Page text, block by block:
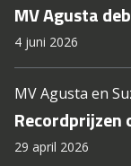
MV Agusta
4 juni 2026
MV Agusta en
Recordprijzen
29 april 2026